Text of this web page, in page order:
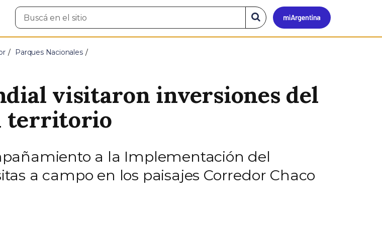
Mi
Buscar
en
Buscar
en
el
Parques Nacionales
visitaron inversiones del
territorio
a la Implementación del
a campo en los paisajes Corredor Chaco